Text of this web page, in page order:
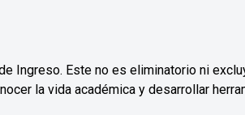
Ingreso. Este no es eliminatorio ni
la vida académica y desarrollar